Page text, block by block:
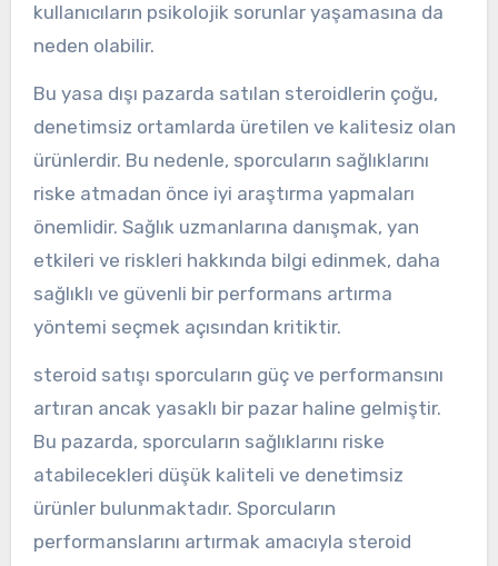
kullanıcıların psikolojik sorunlar yaşamasına da
neden olabilir.
Bu yasa dışı pazarda satılan steroidlerin çoğu,
denetimsiz ortamlarda üretilen ve kalitesiz olan
ürünlerdir. Bu nedenle, sporcuların sağlıklarını
riske atmadan önce iyi araştırma yapmaları
önemlidir. Sağlık uzmanlarına danışmak, yan
etkileri ve riskleri hakkında bilgi edinmek, daha
sağlıklı ve güvenli bir performans artırma
yöntemi seçmek açısından kritiktir.
steroid satışı sporcuların güç ve performansını
artıran ancak yasaklı bir pazar haline gelmiştir.
Bu pazarda, sporcuların sağlıklarını riske
atabilecekleri düşük kaliteli ve denetimsiz
ürünler bulunmaktadır. Sporcuların
performanslarını artırmak amacıyla steroid